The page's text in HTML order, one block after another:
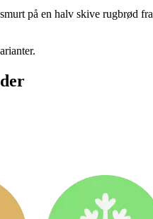
på en halv skive rugbrød fra